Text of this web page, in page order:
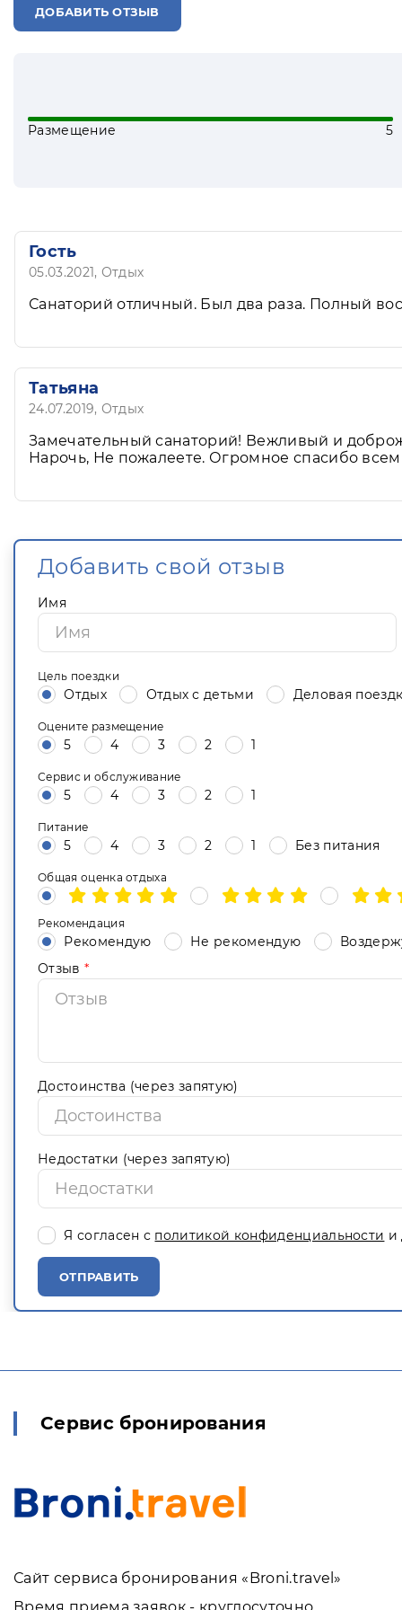
ДОБАВИТЬ ОТЗЫВ
Размещение 5
Гость
05.03.2021, Отдых
Санаторий отличный. Был два раза. Полный
Татьяна
24.07.2019, Отдых
Замечательный санаторий! Вежливый и
Нарочь, Не пожалеете. Огромное спасибо
Добавить свой отзыв
Имя
Цель поездки
Отдых Отдых с детьми Деловая
Оцените размещение
5 4 3 2 1
Сервис и обслуживание
5 4 3 2 1
Питание
5 4 3 2 1 Без питания
Общая оценка отдыха
Рекомендация
Рекомендую Не рекомендую
Отзыв *
Достоинства (через запятую)
Недостатки (через запятую)
Я согласен с политикой конфиденциальности и
ОТПРАВИТЬ
Сервис бронирования
Сайт сервиса бронирования «Broni.travel»